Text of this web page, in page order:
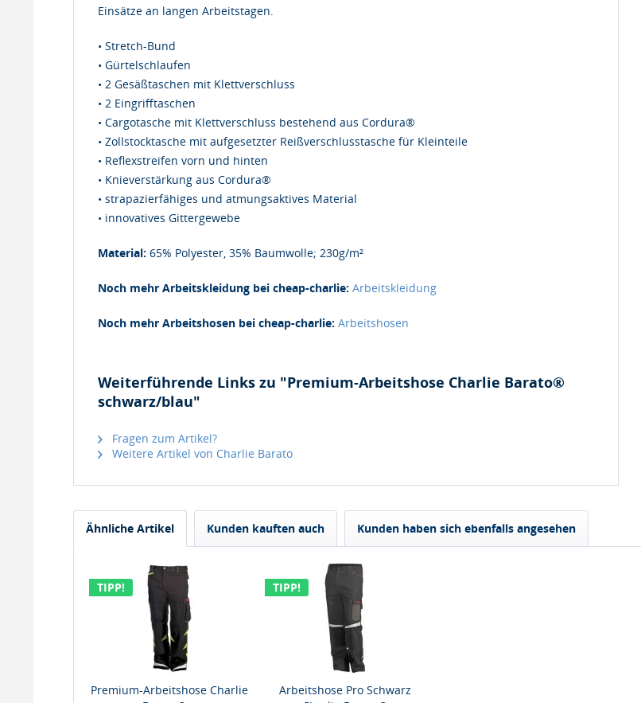
Einsätze an langen Arbeitstagen.
• Stretch-Bund
• Gürtelschlaufen
• 2 Gesäßtaschen mit Klettverschluss
• 2 Eingrifftaschen
• Cargotasche mit Klettverschluss bestehend aus Cordura®
• Zollstocktasche mit aufgesetzter Reißverschlusstasche für Kleinteile
• Reflexstreifen vorn und hinten
• Knieverstärkung aus Cordura®
• strapazierfähiges und atmungsaktives Material
• innovatives Gittergewebe
Material: 65% Polyester, 35% Baumwolle; 230g/m²
Noch mehr Arbeitskleidung bei cheap-charlie: Arbeitskleidung
Noch mehr Arbeitshosen bei cheap-charlie: Arbeitshosen
Weiterführende Links zu "Premium-Arbeitshose Charlie Barato®
schwarz/blau"
Fragen zum Artikel?
Weitere Artikel von Charlie Barato
Ähnliche Artikel Kunden kauften auch Kunden haben sich ebenfalls angesehen
TIPP!
Premium-Arbeitshose Charlie
TIPP!
Arbeitshose Pro Schwarz